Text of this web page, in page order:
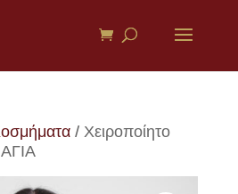
/ Χειροποίητο